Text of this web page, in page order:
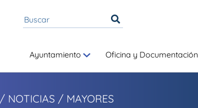
Ayuntamiento Oficina y Documentación
/ NOTICIAS / MAYORES